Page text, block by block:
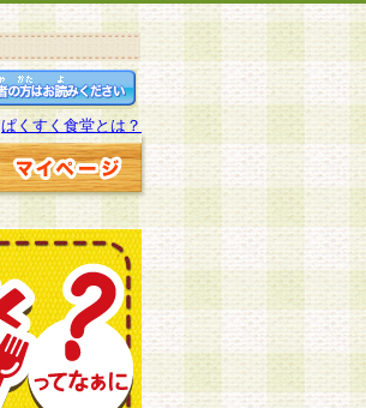
ぱくすく食堂とは？